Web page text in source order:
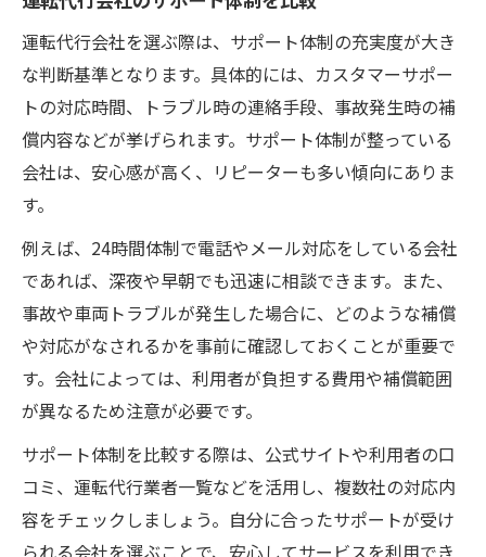
運転代行会社を選ぶ際は、サポート体制の充実度が大き
な判断基準となります。具体的には、カスタマーサポー
トの対応時間、トラブル時の連絡手段、事故発生時の補
償内容などが挙げられます。サポート体制が整っている
会社は、安心感が高く、リピーターも多い傾向にありま
す。
例えば、24時間体制で電話やメール対応をしている会社
であれば、深夜や早朝でも迅速に相談できます。また、
事故や車両トラブルが発生した場合に、どのような補償
や対応がなされるかを事前に確認しておくことが重要で
す。会社によっては、利用者が負担する費用や補償範囲
が異なるため注意が必要です。
サポート体制を比較する際は、公式サイトや利用者の口
コミ、運転代行業者一覧などを活用し、複数社の対応内
容をチェックしましょう。自分に合ったサポートが受け
られる会社を選ぶことで、安心してサービスを利用でき